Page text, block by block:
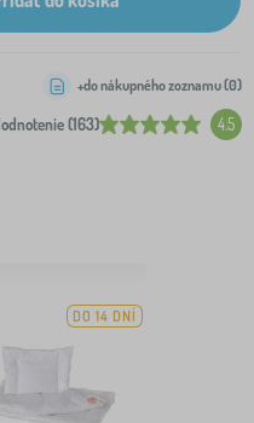
(163) 4.5
+do nákupného zoznamu (0)
DO 14 DNÍ